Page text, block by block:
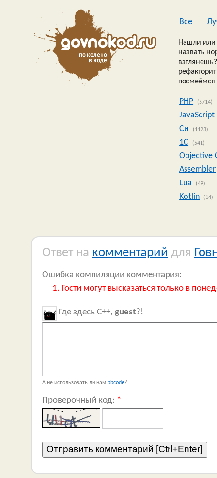
Все
Нашли или
назвать
посмеёмся
PHP (5714)
JavaScript
Си
(1123)
1C (541)
Objective
Assembler
Lua
(49)
Kotlin (14)
Ответ на комментарий для
Ошибка компиляции комментария:
Гости могут высказаться только в
Где здесь C++, guest?!
А не использовать ли нам bbcode?
Проверочный код: *